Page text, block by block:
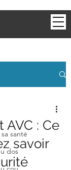
santé
dos
AVC : Ce
savoir